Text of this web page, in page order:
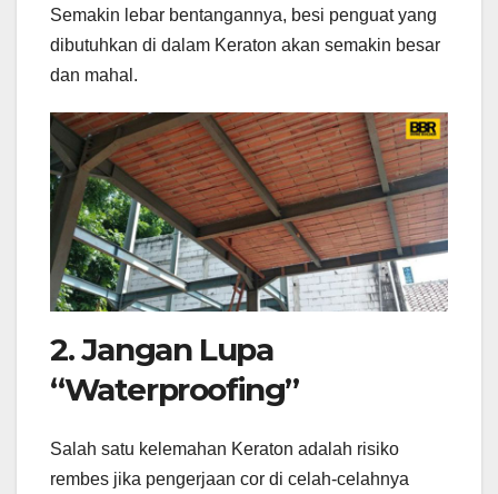
Semakin lebar bentangannya, besi penguat yang
dibutuhkan di dalam Keraton akan semakin besar
dan mahal.
2. Jangan Lupa
“Waterproofing”
Salah satu kelemahan Keraton adalah risiko
rembes jika pengerjaan cor di celah-celahnya